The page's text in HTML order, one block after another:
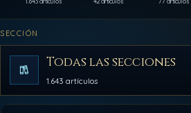
SECCIÓN
Todas las secciones
1.643 artículos